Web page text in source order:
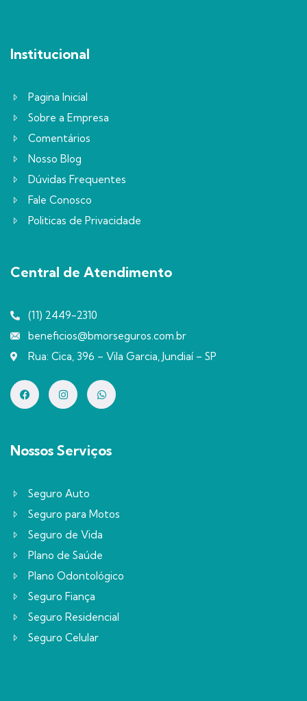
Institucional
Pagina Inicial
Sobre a Empresa
Comentários
Nosso Blog
Dúvidas Frequentes
Fale Conosco
Politicas de Privacidade
Central de Atendimento
(11) 2449-2310
beneficios@bmorseguros.com.br
Rua: Cica, 396 – Vila Garcia, Jundiaí – SP
Nossos Serviços
Seguro Auto
Seguro para Motos
Seguro de Vida
Plano de Saúde
Plano Odontológico
Seguro Fiança
Seguro Residencial
Seguro Celular